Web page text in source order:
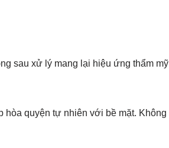
sau xử lý mang lại hiệu ứng thẩm mỹ
hòa quyện tự nhiên với bề mặt. Không